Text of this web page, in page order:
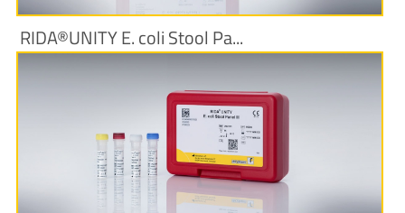
RIDA®UNITY E. coli Stool Pa...
Produktinformationen